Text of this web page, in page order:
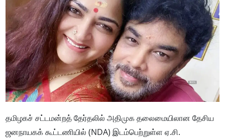
தமிழகச் சட்டமன்றத் தேர்தலில் அதிமுக தலைமையிலான தேசிய
ஜனநாயகக் கூட்டணியில் (NDA) இடம்பெற்றுள்ள ஏ.சி.